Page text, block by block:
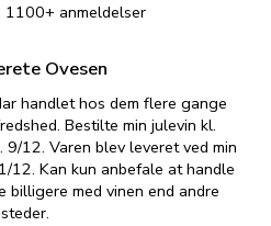
1100+ anmeldelser
Ovesen
handlet hos dem flere gange
Bestilte min julevin kl.
12. Varen blev leveret ved min
12. Kan kun anbefale at handle
billigere med vinen end andre
steder.